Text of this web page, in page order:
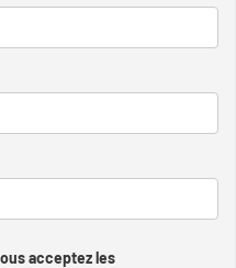
acceptez les